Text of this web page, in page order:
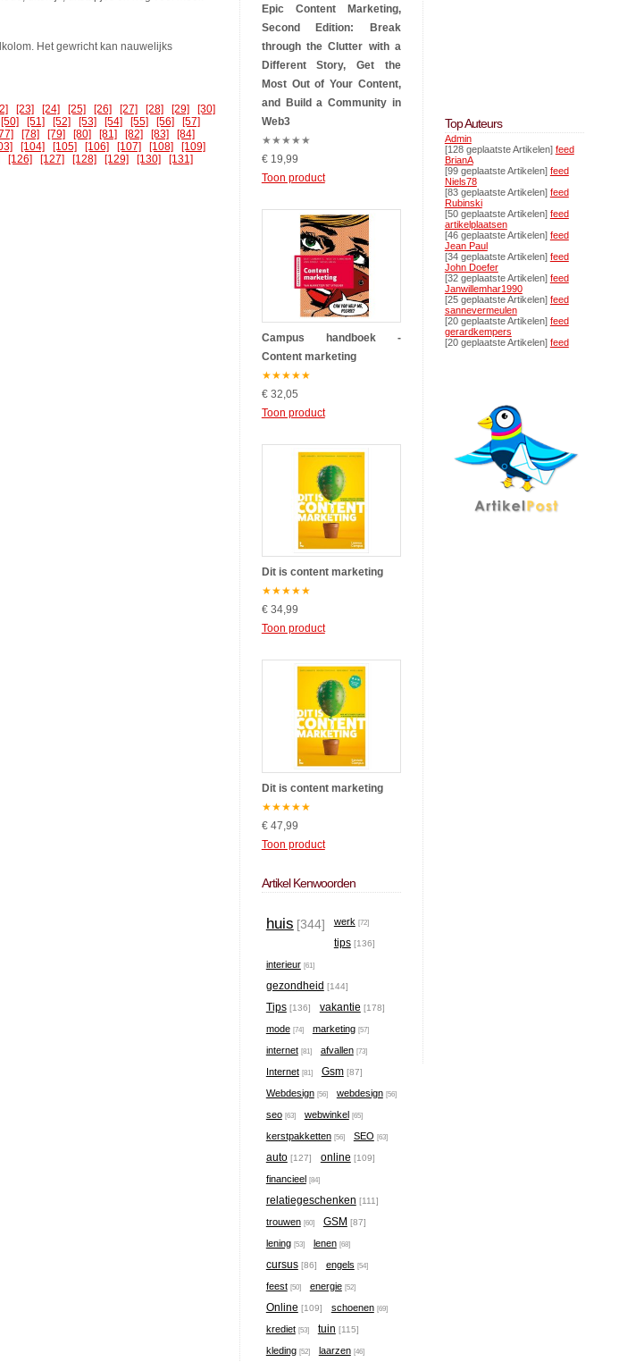
Het gewricht kan nauwelijks
[23] [24] [25] [26] [27] [28] [29]
[30]
[50] [51] [52] [53] [54] [55] [56]
[57]
[78] [79] [80] [81] [82] [83]
[84]
[104] [105] [106] [107] [108]
[109]
[126] [127] [128] [129] [130]
[131]
Epic Content Marketing,
Second Edition: Break
through the Clutter with a
Different Story, Get the
Most Out of Your Content,
and Build a Community in
Web3
★★★★★
€ 19,99
Toon product
Campus handboek -
Content marketing
★★★★★
€ 32,05
Toon product
Dit is content marketing
★★★★★
€ 34,99
Toon product
Dit is content marketing
★★★★★
€ 47,99
Toon product
Artikel Kenwoorden
huis [344] werk [72]
tips [136]
interieur [61]
gezondheid [144]
Tips [136] vakantie [178]
mode [74] marketing [57]
internet [81] afvallen [73]
Internet [81] Gsm [87]
Webdesign [56] webdesign [56]
seo [63] webwinkel [65]
kerstpakketten [56] SEO [63]
auto [127] online [109]
financieel [84]
relatiegeschenken [111]
trouwen [60] GSM [87]
lening [53] lenen [68]
cursus [86] engels [54]
feest [50] energie [52]
Online [109] schoenen [69]
krediet [53] tuin [115]
kleding [52] laarzen [46]
Top Auteurs
Admin
[128 geplaatste Artikelen] feed
BrianA
[99 geplaatste Artikelen] feed
Niels78
[83 geplaatste Artikelen] feed
Rubinski
[50 geplaatste Artikelen] feed
artikelplaatsen
[46 geplaatste Artikelen] feed
Jean Paul
[34 geplaatste Artikelen] feed
John Doefer
[32 geplaatste Artikelen] feed
Janwillemhar1990
[25 geplaatste Artikelen] feed
sannevermeulen
[20 geplaatste Artikelen] feed
gerardkempers
[20 geplaatste Artikelen] feed